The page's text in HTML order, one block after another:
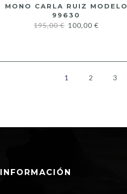
MONO CARLA RUIZ MODELO
99630
195,00€ 100,00€
1 2 3
INFORMACIÓN